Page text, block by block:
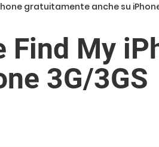
gratuitamente anche su
Find My
3G/3GS